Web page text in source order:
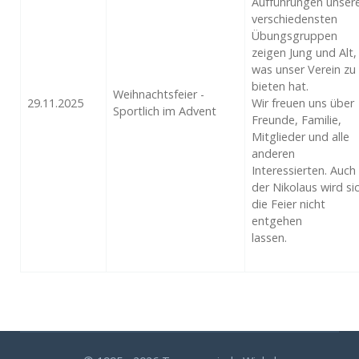
29.11.2025
Weihnachtsfeier -
Sportlich im Advent
verschiedensten
Übungsgruppen
zeigen Jung und Alt,
was unser Verein zu
bieten hat.
Wir freuen uns über
Freunde, Familie,
Mitglieder und alle
anderen
Interessierten. Auch
der Nikolaus wird
die Feier nicht
entgehen
lassen.